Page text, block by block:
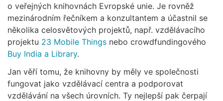
o veřejných knihovnách Evropské unie. Je rovněž
mezinárodním řečníkem a konzultantem a účastnil se
několika celosvětových projektů, např. vzdělávacího
projektu 23 Mobile Things nebo crowdfundingového
Buy India a Library.
Jan věří tomu, že knihovny by měly ve společnosti
fungovat jako vzdělávací centra a podporovat
vzdělávání na všech úrovních. Ty nejlepší pak čerpají